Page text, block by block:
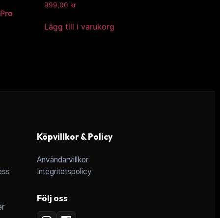
999,00 kr
Lägg till i varukorg
Köpvillkor & Policy
Användarvillkor
Integritetspolicy
Följ oss